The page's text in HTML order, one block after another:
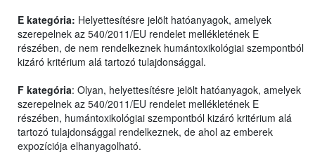
E kategória: Helyettesítésre jelölt hatóanyagok, amelyek
szerepelnek az 540/2011/EU rendelet mellékletének E
részében, de nem rendelkeznek humántoxikológiai szempontból
kizáró kritérium alá tartozó tulajdonsággal.
F kategória: Olyan, helyettesítésre jelölt hatóanyagok, amelyek
szerepelnek az 540/2011/EU rendelet mellékletének E
részében, humántoxikológiai szempontból kizáró kritérium alá
tartozó tulajdonsággal rendelkeznek, de ahol az emberek
expozíciója elhanyagolható.